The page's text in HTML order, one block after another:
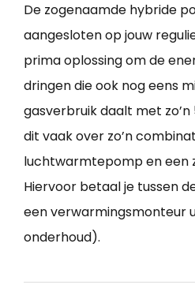
De zogenaamde hybride
aangesloten op jouw
prima oplossing om de
dringen die ook nog eens
gasverbruik daalt met zo’n
dit vaak over zo’n
luchtwarmtepomp en een
Hiervoor betaal je tussen
een verwarmingsmonteur
onderhoud).